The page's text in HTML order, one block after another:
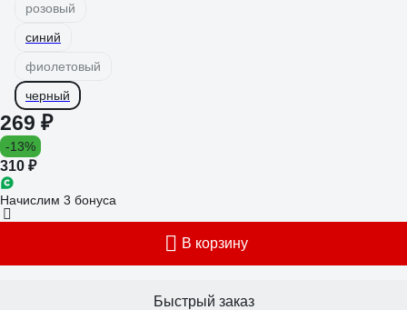
розовый
синий
фиолетовый
черный
269 ₽
-13%
310 ₽
Начислим 3 бонуса
В корзину
Быстрый заказ